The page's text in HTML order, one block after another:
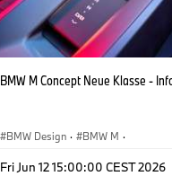
BMW M Concept Neue Klasse -
BMW Design · BMW M ·
Fri Jun 12 15:00:00 CEST 2026